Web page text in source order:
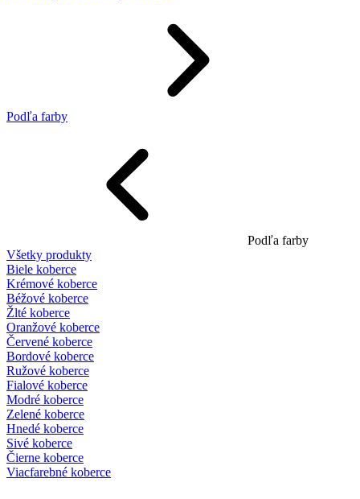
Podľa farby
Podľa farby
Všetky produkty
Biele koberce
Krémové koberce
Béžové koberce
Žlté koberce
Oranžové koberce
Červené koberce
Bordové koberce
Ružové koberce
Fialové koberce
Modré koberce
Zelené koberce
Hnedé koberce
Sivé koberce
Čierne koberce
Viacfarebné koberce